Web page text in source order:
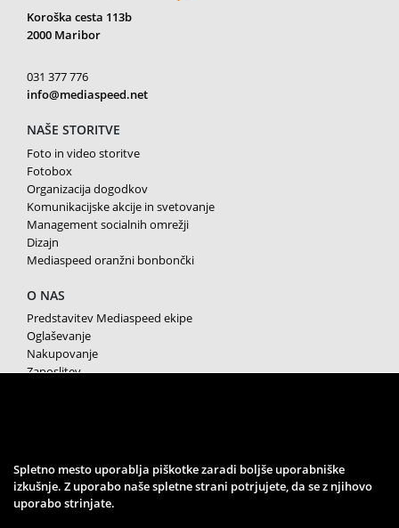
Koroška cesta 113b
2000 Maribor
031 377 776
info@mediaspeed.net
NAŠE STORITVE
Foto in video storitve
Fotobox
Organizacija dogodkov
Komunikacijske akcije in svetovanje
Management socialnih omrežji
Dizajn
Mediaspeed oranžni bonbončki
O NAS
Predstavitev Mediaspeed ekipe
Oglaševanje
Nakupovanje
Zaposlitev
SPREMLJAJTE NAS
Spletno mesto uporablja piškotke zaradi boljše uporabniške
izkušnje. Z uporabo naše spletne strani potrjujete, da se z njihovo
uporabo strinjate.